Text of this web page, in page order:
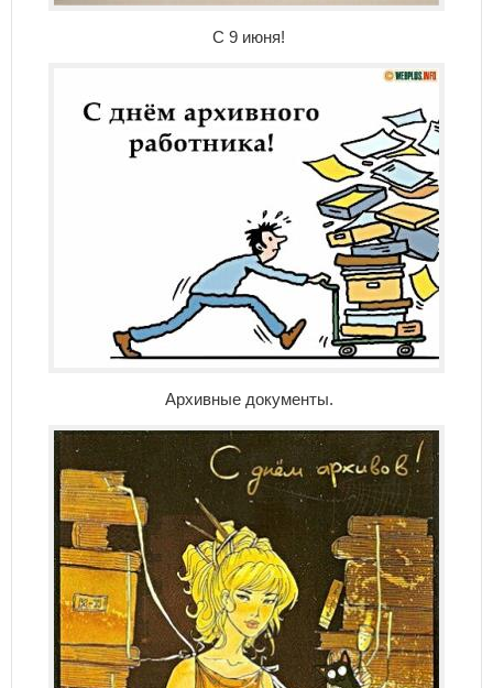
С 9 июня!
Архивные документы.